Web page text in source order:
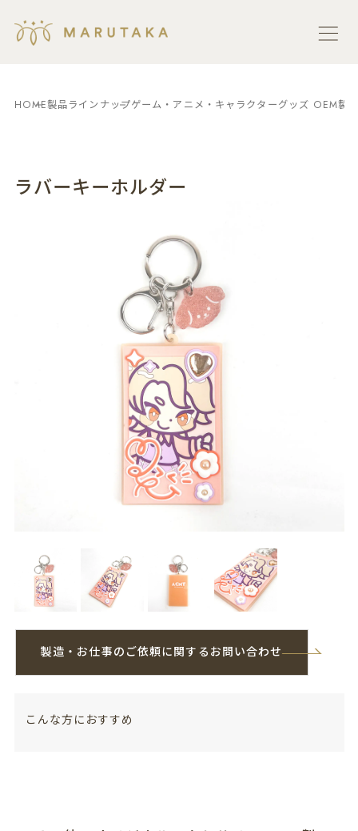
HOME製品ラインナップゲーム・アニメ・キャラクターグッズ OEM製
ラバーキーホルダー
製造・お仕事のご依頼に関するお問い合わせ
こんな方におすすめ